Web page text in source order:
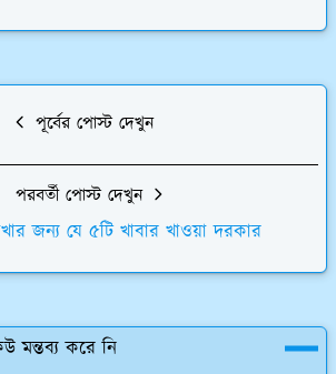
পূর্বের পোস্ট দেখুন
পরবর্তী পোস্ট দেখুন
জন্য যে ৫টি খাবার খাওয়া দরকার
মন্তব্য করে নি